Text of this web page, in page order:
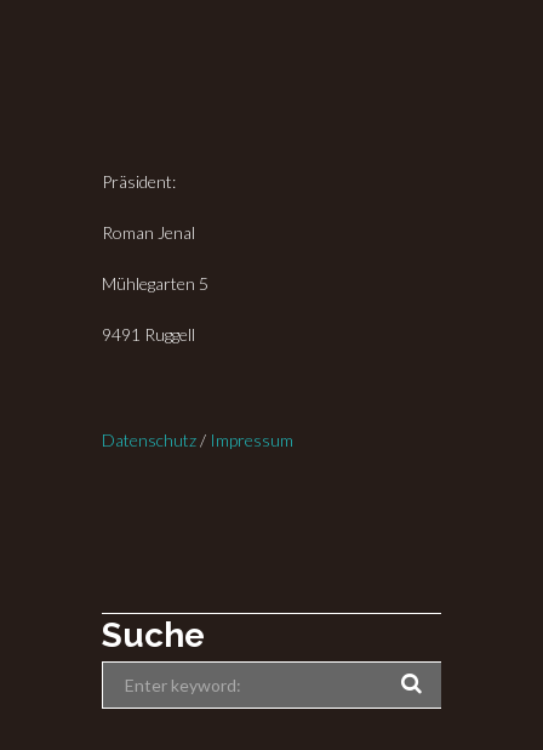
Präsident:
Roman Jenal
Mühlegarten 5
9491 Ruggell
Datenschutz/ Impressum
Suche